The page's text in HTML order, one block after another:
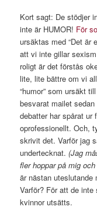
Kort sagt: De stödjer
inte är HUMOR! För
ursäktas med “Det är
att vi inte gillar
roligt är det förstås
lite, lite bättre om vi
“humor” som ursäkt
besvarat mailet
debatter har spårat ur
oprofessionellt. Och,
skrivit det. Varför jag
undertecknat.(Jag
fler hoppar på mig
är nästan
Varför? För att de
kvinnor utsätts.